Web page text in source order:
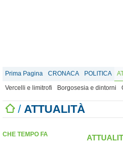
Prima Pagina CRONACA POLITICA
Vercelli e limitrofi
Borgosesia e dintorni
/ ATTUALITÀ
CHE TEMPO FA